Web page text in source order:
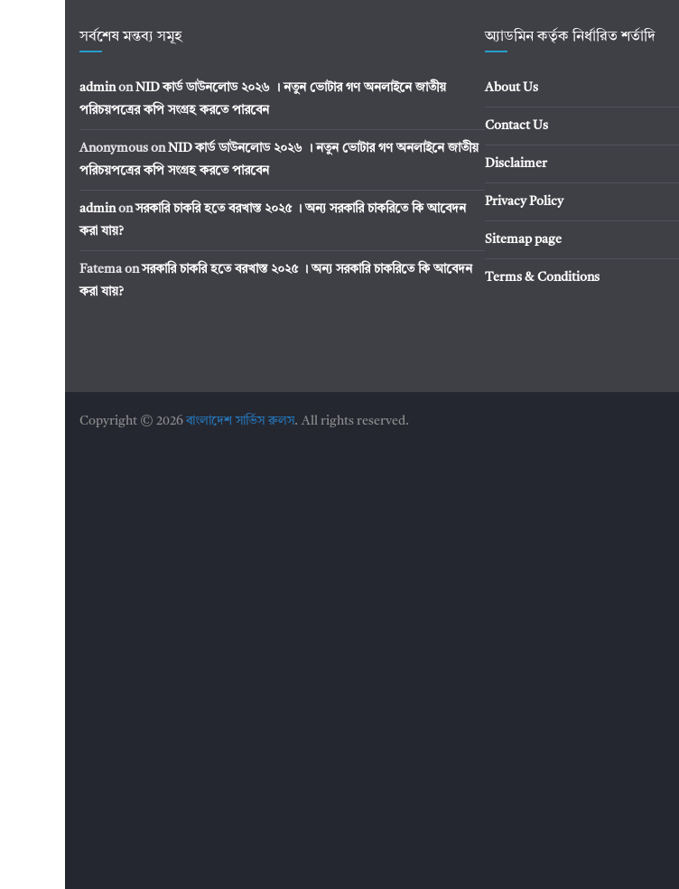
সর্বশেষ মন্তব্য সমূহ
adminonNID কার্ড ডাউনলোড ২০২৬ । নতুন ভোটার গণ অনলাইনে জাতীয়
পরিচয়পত্রের কপি সংগ্রহ করতে পারবেন
Anonymous onNID কার্ড ডাউনলোড ২০২৬ । নতুন ভোটার গণ অনলাইনে জাতীয়
পরিচয়পত্রের কপি সংগ্রহ করতে পারবেন
adminonসরকারি চাকরি হতে বরখাস্ত ২০২৫ । অন্য সরকারি চাকরিতে কি আবেদন
করা যায়?
Fatemaonসরকারি চাকরি হতে বরখাস্ত ২০২৫ । অন্য সরকারি চাকরিতে কি আবেদন
করা যায়?
অ্যাডমিন কর্তৃক নির্ধারিত শর্তাদি
About Us
Contact Us
Disclaimer
Privacy Policy
Sitemap page
Terms & Conditions
Copyright © 2026বাংলাদেশ সার্ভিস রুলস. All rights reserved.